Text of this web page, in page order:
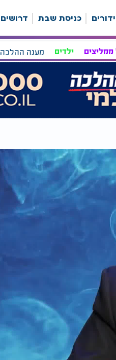
כניסת שבת דרושים
ממליצים ילדים מענה ההלכה